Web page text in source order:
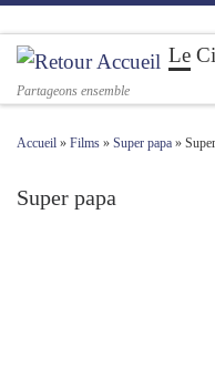
Passer au contenu
Le
Partageons ensemble
Accueil » Films » Super papa »
Super papa